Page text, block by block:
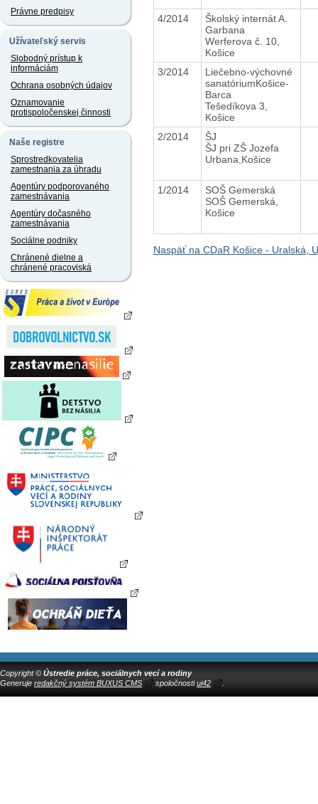
Právne predpisy
Užívateľský servis
Slobodný prístup k
informáciám
Ochrana osobných údajov
Oznamovanie
protispoločenskej činnosti
Naše registre
Sprostredkovatelia
zamestnania za úhradu
Agentúry podporovaného
zamestnávania
Agentúry dočasného
zamestnávania
Sociálne podniky
Chránené dielne a
chránené pracoviská
4/2014
Školský internát A.
Garbana
Werferova č. 10,
Košice
3/2014
Liečebno-výchovné
sanatóriumKošice-
Barca
Tešedíkova 3,
Košice
2/2014
ŠJ
ŠJ pri ZŠ Jozefa
Urbana,Košice
1/2014
SOŠ Gemerská
SOŠ Gemerská,
Košice
Naspäť na CDaR Košice - Uralská,
Copyright © Ústredie práce, sociálnych vecí a rodiny
Generuje redakčný systém BUXUS CMS spoločnostiui42